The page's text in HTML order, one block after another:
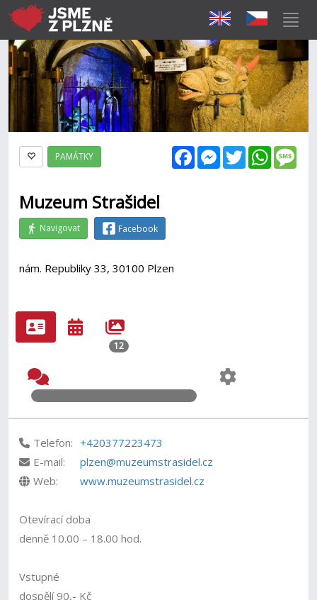
FacebookMessenger
Twitter
PAMÁTKY
Muzeum Strašidel
Navigovat Facebook
nám. Republiky 33, 30100 Plzen
12
Telefon: +420377223473
E-mail:
plzen@muzeumstrasidel.cz
Web:
www.muzeumstrasidel.cz
Otevírací doba
denně 10.00 – 18.00 hod.
Vstupné
dospělí 90,- Kč